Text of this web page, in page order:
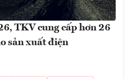
TKV cung cấp hơn 26
sản xuất điện